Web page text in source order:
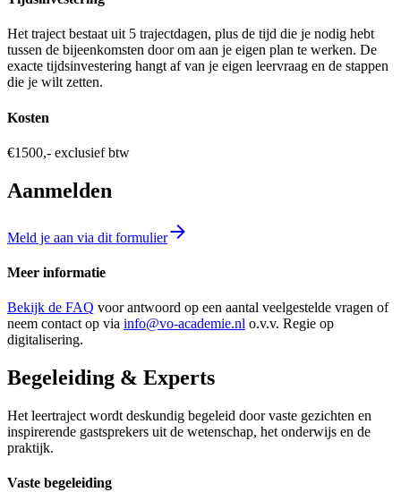
Het traject bestaat uit 5 trajectdagen, plus de tijd die je nodig hebt
tussen de bijeenkomsten door om aan je eigen plan te werken. De
exacte tijdsinvestering hangt af van je eigen leervraag en de stappen
die je wilt zetten.
Kosten
€1500,- exclusief btw
Aanmelden
Meld je aan via dit formulier
Meer informatie
Bekijk de FAQ voor antwoord op een aantal veelgestelde vragen of
neem contact op via info@vo-academie.nl o.v.v. Regie op
digitalisering.
Begeleiding & Experts
Het leertraject wordt deskundig begeleid door vaste gezichten en
inspirerende gastsprekers uit de wetenschap, het onderwijs en de
praktijk.
Vaste begeleiding